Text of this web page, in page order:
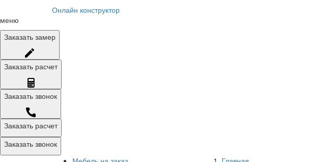
Онлайн конструктор
меню
Заказать замер
Заказать расчет
Заказать звонок
Заказать расчет
Заказать звонок